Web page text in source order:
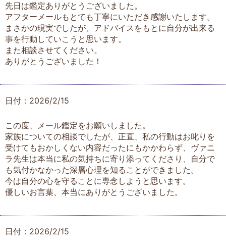
先日は鑑定ありがとうございました。
アフターメールもとても丁寧にいただき感謝いたします。
まさかの現実でしたが、アドバイスをもとに自分が出来る
事を行動していこうと思います。
また相談させてください。
ありがとうございました！
日付：2026/2/15
この度、メール鑑定をお願いしました。
家族についての相談でしたが、正直、私の行動はお叱りを
受けてもおかしくない内容だったにもかかわらず、ヴァニ
ラ先生は本当に私の気持ちに寄り添ってくださり、自分で
も気付かなかった深層心理を知ることができました。
今は自分の心を守ることに専念しようと思います。
優しいお言葉、本当にありがとうございました。
日付：2026/2/15